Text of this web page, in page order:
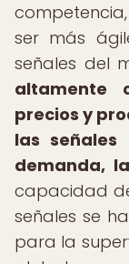
ser más
señales del
altamente
precios y
las
demanda,
capacidad
señales se
para la